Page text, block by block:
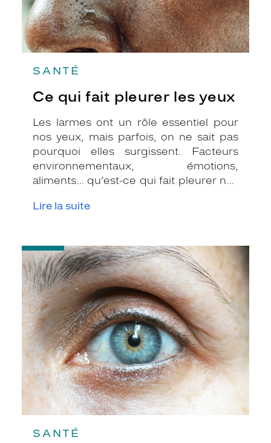
SANTÉ
Ce qui fait pleurer les yeux
Les larmes ont un rôle essentiel pour
nos yeux, mais parfois, on ne sait pas
pourquoi elles surgissent. Facteurs
environnementaux, émotions,
aliments… qu’est-ce qui fait pleurer nos
Lire la suite
SANTÉ
-
Yeux
rouges
causes
et
conseils